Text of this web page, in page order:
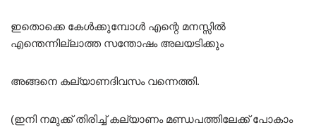
ഇതൊക്കെ കേൾക്കുമ്പോൾ എന്റെ മനസ്സിൽ
എന്തെന്നില്ലാത്ത സന്തോഷം അലയടിക്കും
അങ്ങനെ കല്യാണദിവസം വന്നെത്തി.
(ഇനി നമുക്ക് തിരിച്ച് കല്യാണം മണ്ഡപത്തിലേക്ക് പോകാം